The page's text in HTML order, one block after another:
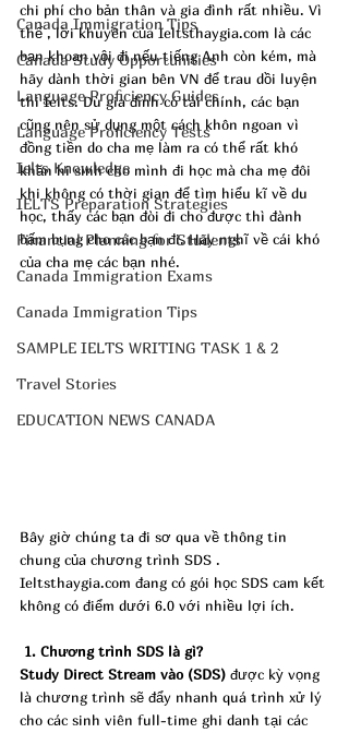
Canada Immigration Tips
Canada Study Opportunities
Language Proficiency Guides
Language Proficiency Tests
Ielts Knowledge
IELTS Preparation Strategies
Financial Planning for Students
Canada Immigration Exams
Canada Immigration Tips
SAMPLE IELTS WRITING TASK 1 & 2
Travel Stories
EDUCATION NEWS CANADA
chi phí cho bản thân và gia đình rất nhiều. Vì
thế , lời khuyên của Ieltsthaygia.com là các
bạn khoan vội đi nếu tiếng Anh còn kém, mà
hãy dành thời gian bên VN để trau dồi luyện
thi Ielts. Dù gia đình có tài chính, các bạn
cũng nên sử dụng một cách khôn ngoan vì
đồng tiền do cha mẹ làm ra có thể rất khó
khăn hi sinh cho mình đi học mà cha mẹ đôi
khi không có thời gian để tìm hiểu kĩ về du
học, thấy các bạn đòi đi cho được thì đành
bấm bụng cho các bạn đi. Hãy nghĩ về cái khó
của cha mẹ các bạn nhé.
Bây giờ chúng ta đi sơ qua về thông tin
chung của chương trình SDS .
Ieltsthaygia.com đang có gói học SDS cam kết
không có điểm dưới 6.0 với nhiều lợi ích.
1. Chương trình SDS là gì?
Study Direct Stream vào (SDS) được kỳ vọng
là chương trình sẽ đẩy nhanh quá trình xử lý
cho các sinh viên full-time ghi danh tại các